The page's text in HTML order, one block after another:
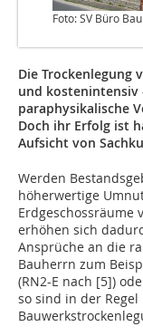
Foto: SV Büro Bau
Die Trockenlegung
und kostenintensiv
paraphysikalische
Doch ihr Erfolg ist
Aufsicht von
Werden
höherwertige
Erdgeschossräume
erhöhen sich
Ansprüche an die
Bauherrn zum
(RN2-E nach [5])
so sind in der